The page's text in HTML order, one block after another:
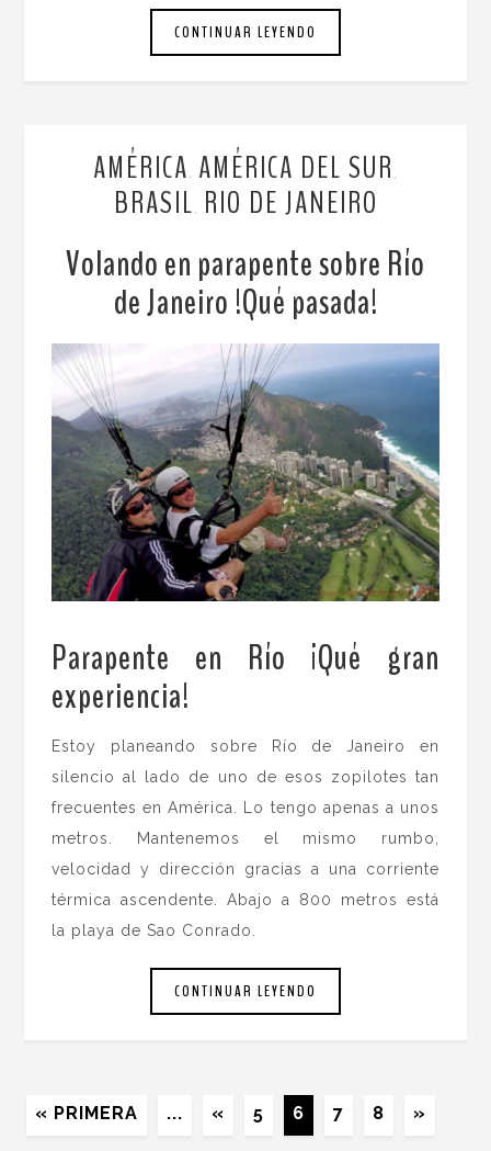
CONTINUAR LEYENDO
AMÉRICA AMÉRICA DEL SUR
BRASIL RIO DE JANEIRO
Volando en parapente sobre Río
de Janeiro !Qué pasada!
Parapente en Río ¡Qué gran
experiencia!
Estoy planeando sobre Río de Janeiro en
silencio al lado de uno de esos zopilotes tan
frecuentes en América. Lo tengo apenas a unos
metros. Mantenemos el mismo rumbo,
velocidad y dirección gracias a una corriente
térmica ascendente. Abajo a 800 metros está
la playa de Sao Conrado.
CONTINUAR LEYENDO
« PRIMERA ... « 5 6 7 8 »